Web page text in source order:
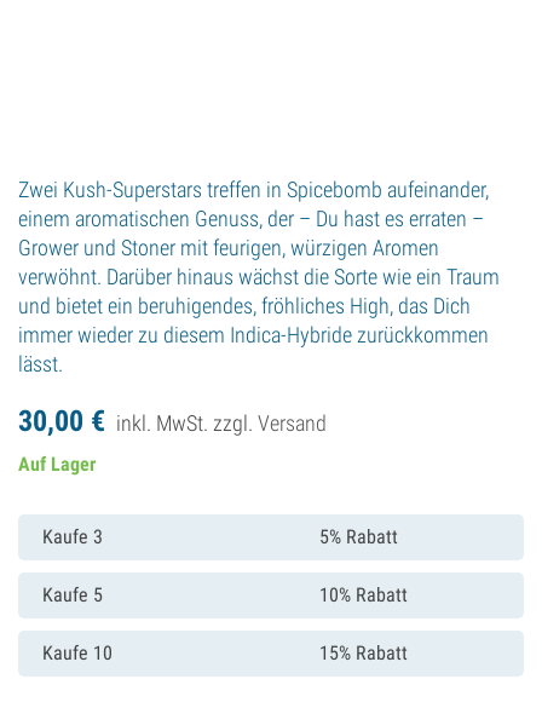
Zwei Kush-Superstars treffen in Spicebomb aufeinander,
einem aromatischen Genuss, der – Du hast es erraten –
Grower und Stoner mit feurigen, würzigen Aromen
verwöhnt. Darüber hinaus wächst die Sorte wie ein Traum
und bietet ein beruhigendes, fröhliches High, das Dich
immer wieder zu diesem Indica-Hybride zurückkommen
lässt.
30,00 € inkl. MwSt. zzgl. Versand
Auf Lager
Kaufe 3 5% Rabatt
Kaufe 5 10% Rabatt
Kaufe 10 15% Rabatt